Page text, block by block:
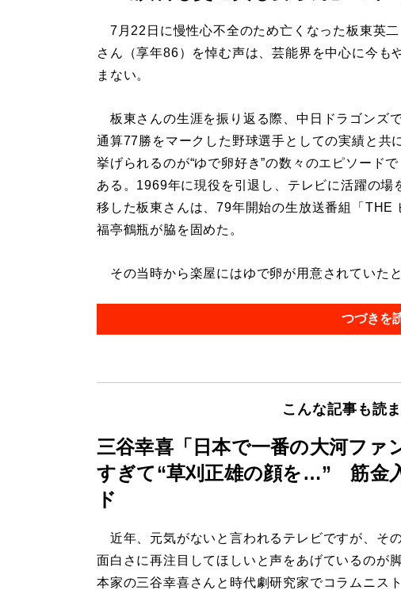
7月22日に慢性心不全のため亡くなった板東英二
さん（享年86）を悼む声は、芸能界を中心に今も
まない。
板東さんの生涯を振り返る際、中日ドラゴンズ
通算77勝をマークした野球選手としての実績と共
挙げられるのが“ゆで卵好き”の数々のエピソードで
ある。1969年に現役を引退し、テレビに活躍の場
移した板東さんは、79年開始の生放送番組「THE
福亭鶴瓶が脇を固めた。
その当時から楽屋にはゆで卵が用意されていた
つづきを
こんな記事も読
三谷幸喜「日本で一番の大河フ
すぎて“草刈正雄の顔を…” 筋金
ド
近年、元気がないと言われるテレビですが、そ
面白さに再注目してほしいと声をあげているのが脚
本家の三谷幸喜さんと時代劇研究家でコラムニスト